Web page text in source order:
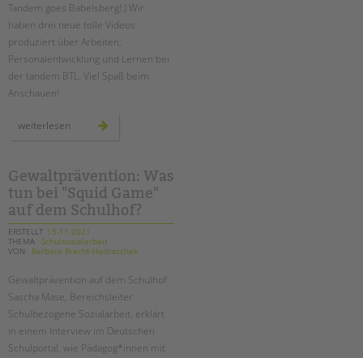
Kinder- und Jugendschutz
Unsere Videos
Gesellschafter VdK
schoolcoach BTL
tandem international
KARRIERE
tandem als Arbeitgeberin
NEWS/BLOG
unkuerzbar
Briefe an Kai
PRESSE
Magazin
KONTAKT
Tandem goes Babelsberg!:) Wir
haben drei neue tolle Videos
produziert über Arbeiten,
Personalentwicklung und Lernen bei
der tandem BTL. Viel Spaß beim
Anschauen!
weiterlesen
Gewaltprävention: Was
tun bei "Squid Game"
auf dem Schulhof?
ERSTELLT 15.11.2021
THEMA Schulsozialarbeit
VON
Barbara Brecht-Hadraschek
Gewaltprävention auf dem Schulhof:
Sascha Mase, Bereichsleiter
Schulbezogene Sozialarbeit, erklärt
in einem Interview im Deutschen
Schulportal, wie Pädagog*innen mit